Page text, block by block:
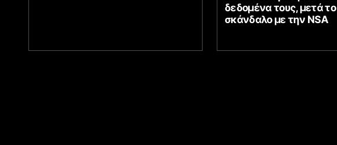
δεδομένα τους, μετά το
σκάνδαλο με την NSA